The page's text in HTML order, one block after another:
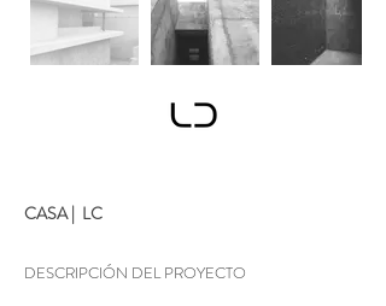
CASA | LC
DESCRIPCIÓN DEL PROYECTO